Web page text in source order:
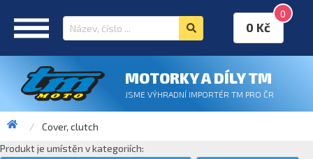
0
0 Kč
MOTORKY A DÍLY TM
JSME VÝHRADNÍ IMPORTÉR TM PRO ČR
Cover, clutch
Produkt je umístěn v kategoriích: